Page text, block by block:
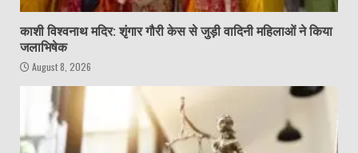
काशी विश्वनाथ मदिर: शृंगार गौरी केस से जुड़ी वादिनी महिलाओं ने किया
जलाभिषेक
August 8, 2026